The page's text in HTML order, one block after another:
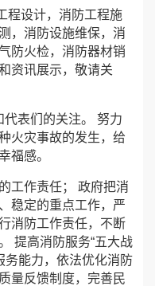
设计，消防工程施
，消防设施维保，消
防火检，消防器材销
资讯展示，敬请关
代表们的关注。 努力
火灾事故的发生，给
福感。
作责任； 政府把消
稳定的重点工作，严
消防工作责任，不断
提高消防服务“五大战
务能力，依法优化消防
量反馈制度，完善民